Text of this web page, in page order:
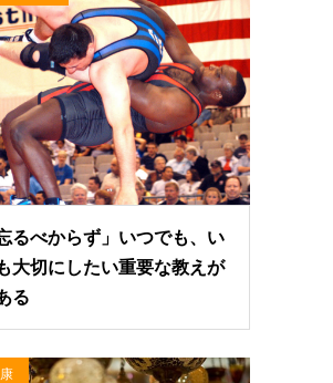
るべからず」いつでも、い
大切にしたい重要な教えが
る